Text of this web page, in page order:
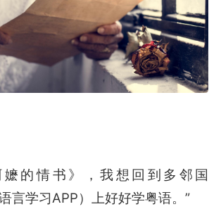
嬷的情书》，我想回到多邻国
言学习APP）上好好学粤语。”